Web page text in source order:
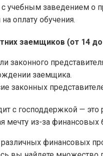
учебным заведением о
оплату обучения.
заемщиков (от 14
законного
заемщика.
законных
с господдержкой —
мечту из-за
финансовых